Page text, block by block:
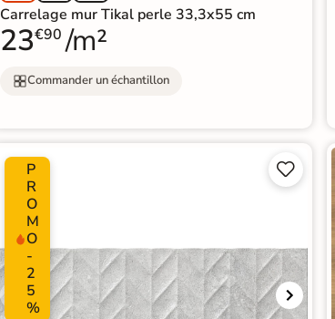
Carrelage mur Tikal perle 33,3x55 cm
23€90 /m²
Commander un échantillon
P
R
O
M
O
-
2
5
%

